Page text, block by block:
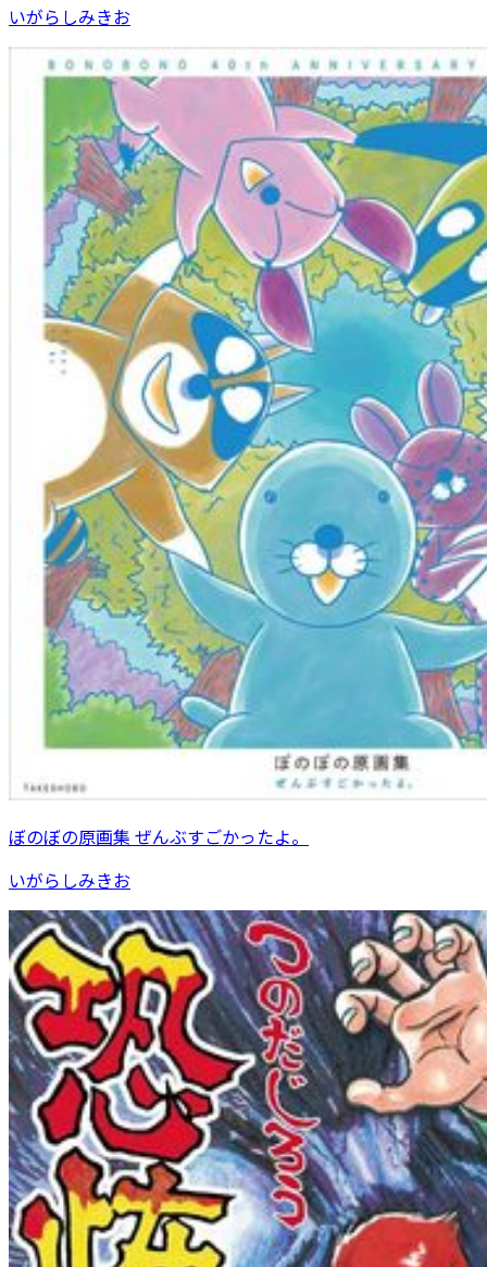
いがらしみきお
ぼのぼの原画集 ぜんぶすごかったよ。
いがらしみきお